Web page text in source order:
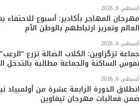
أغسطس 6, 2026
مهرجان المهاجر بأكادير: أسبوع للاحتفاء
العالم وتعزيز ارتباطهم بالوطن الأم
أغسطس 6, 2026
جماعة تزگزاوين: الكلاب الضالة تزرع
نفوس الساكنة والجماعة مطالبة بالتدخل
أغسطس 6, 2026
انطلاق الدورة الرابعة عشرة من أولمبياد
ضمن فعاليات مهرجان تيفاوين